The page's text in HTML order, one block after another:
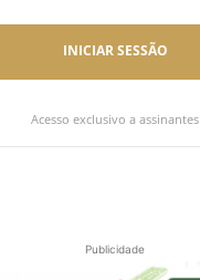
INICIAR SESSÃO
Acesso exclusivo a assinantes
Publicidade